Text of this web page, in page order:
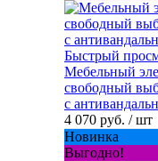
Быстрый
Мебельный
свободный
с
4 070 руб. / шт
Новинка
Выгодно!